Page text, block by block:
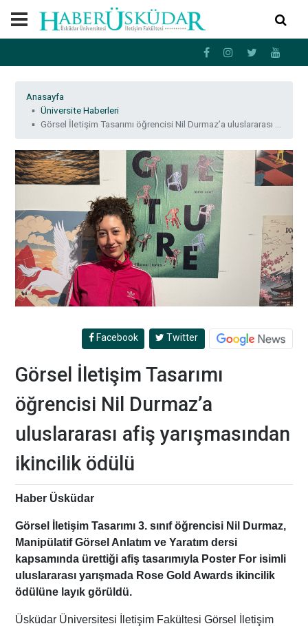
Anasayfa
Üniversite Haberleri
Görsel İletişim Tasarımı öğrencisi Nil Durmaz’a uluslararası afiş yarışmasından ikincilik ödülü
Facebook Twitter
Görsel İletişim Tasarımı
öğrencisi Nil Durmaz’a
uluslararası afiş yarışmasından
ikincilik ödülü
Haber Üsküdar
Görsel İletişim Tasarımı 3. sınıf öğrencisi Nil Durmaz,
Manipülatif Görsel Anlatım ve Yaratım dersi
kapsamında ürettiği afiş tasarımıyla Poster For isimli
uluslararası yarışmada Rose Gold Awards ikincilik
ödülüne layık görüldü.
Üsküdar Üniversitesi İletişim Fakültesi Görsel İletişim